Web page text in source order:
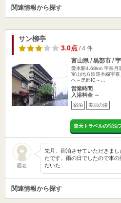
関連情報から探す
サン柳亭
3.0点/ 4 件
富山県 / 黒部市 /
愛本駅4.68km 宇奈月
富山地方鉄道本線宇
へ～黒部IC～…
営業時間
入浴料金 ～
宿泊 美肌の湯
楽天トラベルの宿泊
匿名
先月、宿泊させていただきま
たです。雨の日でしたので車
だいた…
関連情報から探す